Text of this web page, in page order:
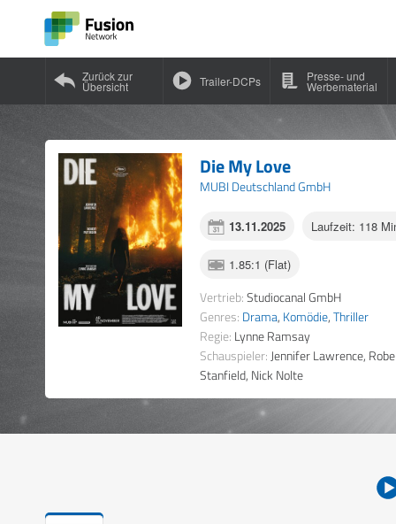
Zurück zur
Übersicht Trailer-DCPs Presse- und
Werbematerial
Die My Love
MUBI Deutschland GmbH
13.11.2025 Laufzeit: 118
1.85:1 (Flat)
Vertrieb:Studiocanal GmbH
Genres: Drama, Komödie,Thriller
Regie: Lynne Ramsay
Schauspieler: Jennifer Lawrence,
Stanfield, Nick Nolte